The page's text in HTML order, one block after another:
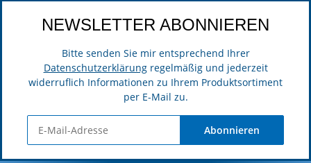
NEWSLETTER ABONNIEREN
Bitte senden Sie mir entsprechend Ihrer
Datenschutzerklärungregelmäßig und jederzeit
widerruflich Informationen zu Ihrem Produktsortiment
per E-Mail zu.
Abonnieren